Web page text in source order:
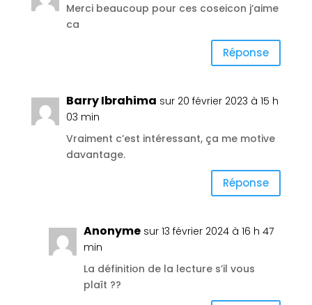
Merci beaucoup pour ces coseicon j’aime
ca
Réponse
Barry Ibrahima sur 20 février 2023 à 15 h
03 min
Vraiment c’est intéressant, ça me motive
davantage.
Réponse
Anonyme sur 13 février 2024 à 16 h 47
min
La définition de la lecture s’il vous
plaît ??